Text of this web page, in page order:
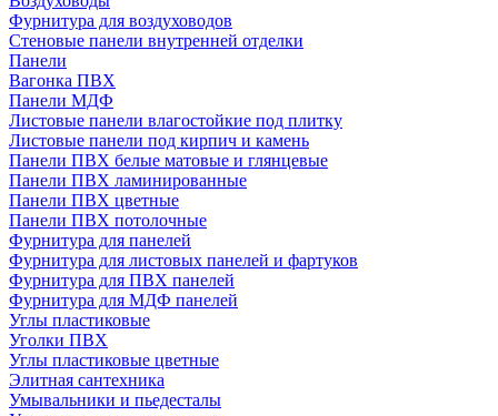
Фурнитура для воздуховодов
Стеновые панели внутренней отделки
Панели
Вагонка ПВХ
Панели МДФ
Листовые панели влагостойкие под плитку
Листовые панели под кирпич и камень
Панели ПВХ белые матовые и глянцевые
Панели ПВХ ламинированные
Панели ПВХ цветные
Панели ПВХ потолочные
Фурнитура для панелей
Фурнитура для листовых панелей и фартуков
Фурнитура для ПВХ панелей
Фурнитура для МДФ панелей
Углы пластиковые
Уголки ПВХ
Углы пластиковые цветные
Элитная сантехника
Умывальники и пьедесталы